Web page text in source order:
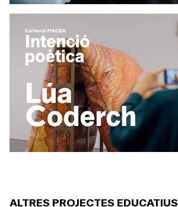
ALTRES PROJECTES EDUCATIUS